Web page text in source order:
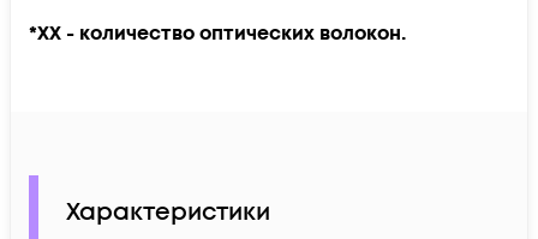
*ХХ - количество оптических волокон.
Характеристики